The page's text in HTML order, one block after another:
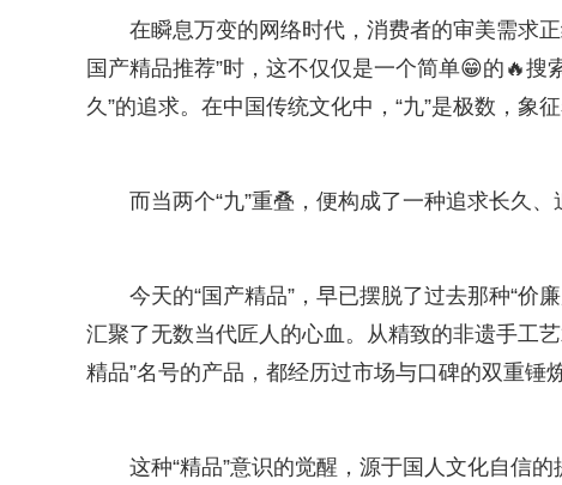
在瞬息万变的网络时代，消费者的审美需求
国产精品推荐”时，这不仅仅是一个简单😁的🔥搜
久”的追求。在中国传统文化中，“九”是极数，象
而当两个“九”重叠，便构成了一种追求长久、
今天的“国产精品”，早已摆脱了过去那种“价
汇聚了无数当代匠人的心血。从精致的非遗手工
精品”名号的产品，都经历过市场与口碑的双重锤炼
这种“精品”意识的觉醒，源于国人文化自信